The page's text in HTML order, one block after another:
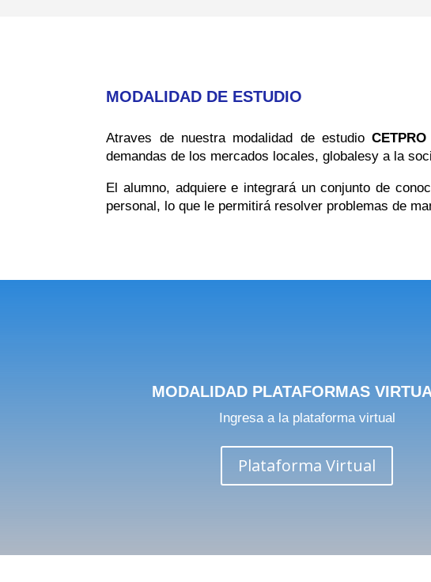
MODALIDAD DE ESTUDIO
Atraves de nuestra modalidad de estudio
demandas de los mercados locales, globalesy a la
El alumno, adquiere e integrará un conjunto de
personal, lo que le permitirá resolver problemas de
MODALIDAD PLATAFORMAS
Ingresa a la plataforma virtual
Plataforma Virtual